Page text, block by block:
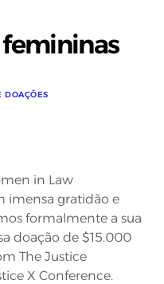
DOAÇÕES
in Law
imensa gratidão e
formalmente a sua
doação de $15.000
The Justice
X Conference.